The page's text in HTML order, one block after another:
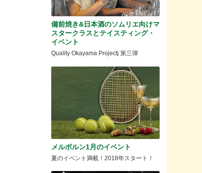
備前焼き&日本酒のソムリエ向けマ
スタークラスとテイスティング・
イベント
Quality Okayama Projectj 第三弾
メルボルン1月のイベント
夏のイベント満載！2018年スタート！